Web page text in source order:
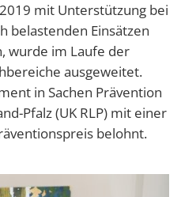
mit Unterstützung bei
belastenden Einsätzen
wurde im Laufe der
ausgeweitet.
in Sachen Prävention
Pfalz (UK RLP) mit einer
belohnt.